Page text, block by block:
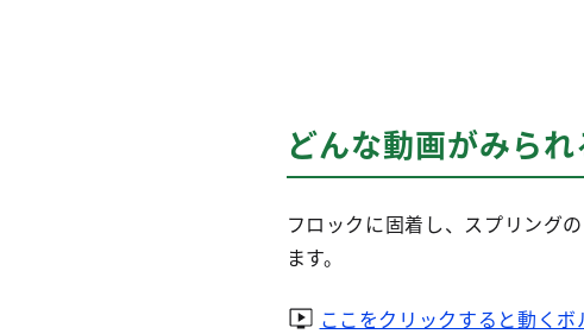
どんな動画がみられ
フロックに固着し、スプリング
ます。
ここをクリックすると動くボ